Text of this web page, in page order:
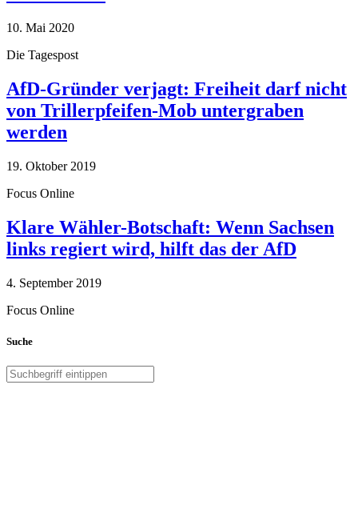
10. Mai 2020
Die Tagespost
AfD-Gründer verjagt: Freiheit darf nicht
von Trillerpfeifen-Mob untergraben
werden
19. Oktober 2019
Focus Online
Klare Wähler-Botschaft: Wenn Sachsen
links regiert wird, hilft das der AfD
4. September 2019
Focus Online
Suche